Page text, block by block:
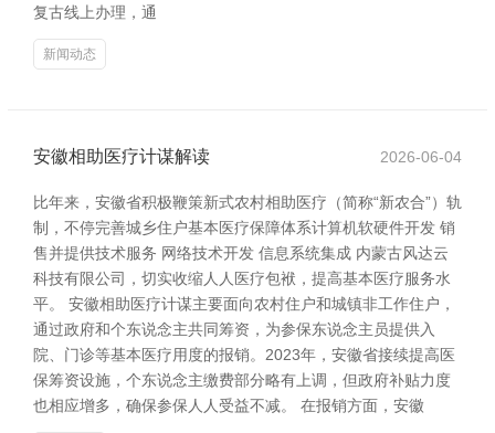
复古线上办理，通
新闻动态
安徽相助医疗计谋解读 2026-06-04
比年来，安徽省积极鞭策新式农村相助医疗（简称“新农合”）轨
制，不停完善城乡住户基本医疗保障体系计算机软硬件开发 销
售并提供技术服务 网络技术开发 信息系统集成 内蒙古风达云
科技有限公司，切实收缩人人医疗包袱，提高基本医疗服务水
平。 安徽相助医疗计谋主要面向农村住户和城镇非工作住户，
通过政府和个东说念主共同筹资，为参保东说念主员提供入
院、门诊等基本医疗用度的报销。2023年，安徽省接续提高医
保筹资设施，个东说念主缴费部分略有上调，但政府补贴力度
也相应增多，确保参保人人受益不减。 在报销方面，安徽